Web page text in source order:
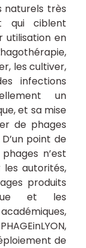
naturels très
qui ciblent
utilisation en
les cultiver,
infections
un
et sa mise
de phages
point de
n’est
autorités,
produits
et les
de